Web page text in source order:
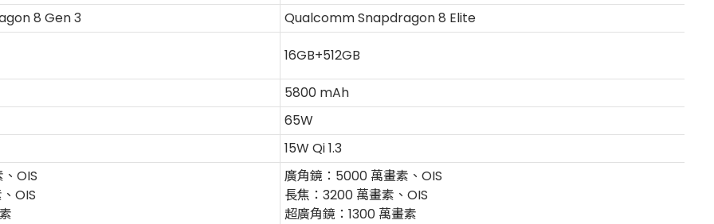
8 Gen 3
Qualcomm Snapdragon 8 Elite
16GB+512GB
5800 mAh
65W
15W Qi 1.3
OIS
OIS
廣角鏡：5000 萬畫素、OIS
長焦：3200 萬畫素、OIS
超廣角鏡：1300 萬畫素